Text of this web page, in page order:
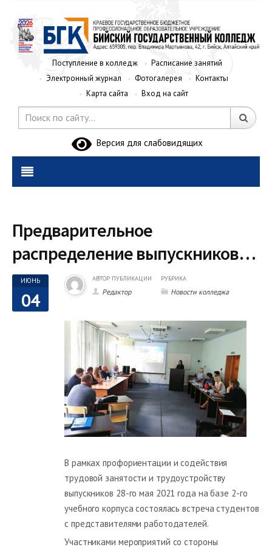
Поступление в колледж
Расписание занятий
Электронный журнал
Фотогалерея
Контакты
Карта сайта
Вход на сайт
Версия для слабовидящих
Предварительное
распределение выпускников…
ИЮНЬ
04
АВТОР ПУБЛИКАЦИИ
Редактор
РУБРИКА
Новости колледжа
В рамках профориентации и содействия
трудовой занятости и трудоустройству
выпускников 28-го мая 2021 года на базе 2-го
учебного корпуса состоялась встреча студентов
с представителями работодателей.
Участниками мероприятий со стороны